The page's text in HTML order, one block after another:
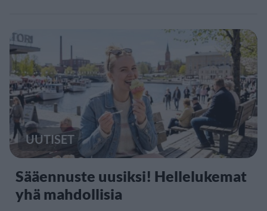
UUTISET
Sääennuste uusiksi! Hellelukemat
yhä mahdollisia